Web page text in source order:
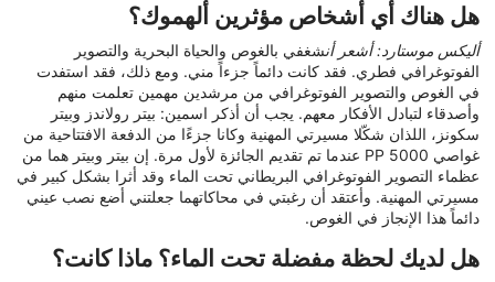
هل هناك أي أشخاص مؤثرين ألهموك؟
أليكس موستارد: أشعر أنشغفي بالغوص والحياة البحرية والتصوير
الفوتوغرافي فطري. فقد كانت دائماً جزءاً مني. ومع ذلك، فقد استفدت
في الغوص والتصوير الفوتوغرافي من مرشدين مهمين تعلمت منهم
وأصدقاء لتبادل الأفكار معهم. يجب أن أذكر اسمين: بيتر رولاندز وبيتر
سكونز، اللذان شكّلا مسيرتي المهنية وكانا جزءًا من الدفعة الافتتاحية من
غواصي PP 5000 عندما تم تقديم الجائزة لأول مرة. إن بيتر وبيتر هما من
عظماء التصوير الفوتوغرافي البريطاني تحت الماء وقد أثرا بشكل كبير في
مسيرتي المهنية. وأعتقد أن رغبتي في محاكاتهما جعلتني أضع نصب عيني
دائماً هذا الإنجاز في الغوص.
هل لديك لحظة مفضلة تحت الماء؟ ماذا كانت؟